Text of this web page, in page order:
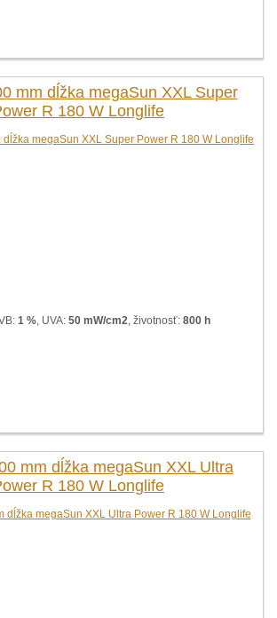
mm dĺžka megaSun XXL Super
R 180 W Longlife
1 %, UVA: 50 mW/cm2, životnosť: 800 h
mm dĺžka megaSun XXL Ultra
R 180 W Longlife